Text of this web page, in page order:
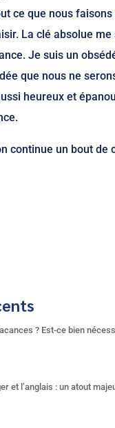
ce que nous
La clé absolue
Je suis un
que nous ne
heureux et
continue un bout de
? Est-ce bien
et l’anglais : un atout